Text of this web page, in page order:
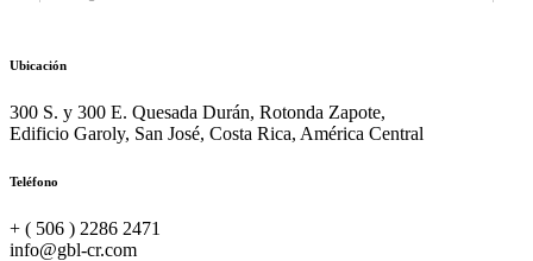
Ubicación
300 S. y 300 E. Quesada Durán, Rotonda Zapote,
Edificio Garoly, San José, Costa Rica, América Central
Teléfono
+ ( 506 ) 2286 2471
info@gbl-cr.com